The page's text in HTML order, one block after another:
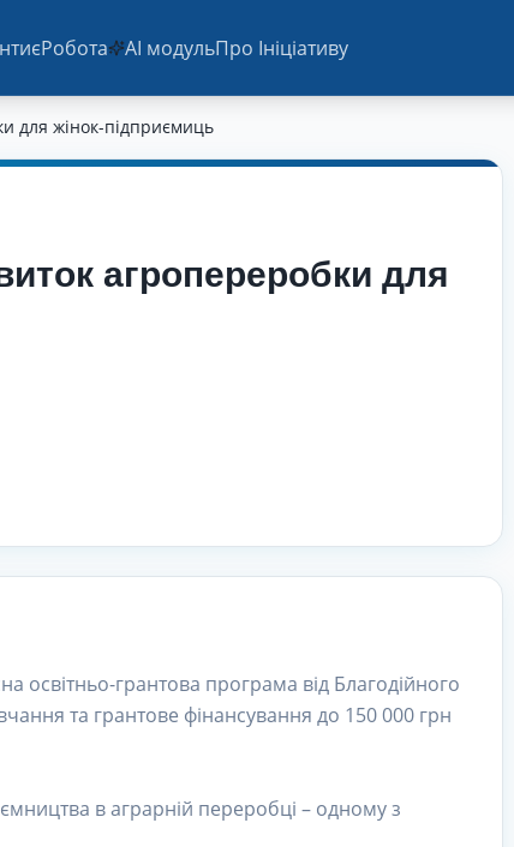
єРобота AI модульПро Ініціативу
для жінок-підприємиць
агропереробки для
освітньо-грантова програма від Благодійного
та грантове фінансування до 150 000 грн
в аграрній переробці – одному з